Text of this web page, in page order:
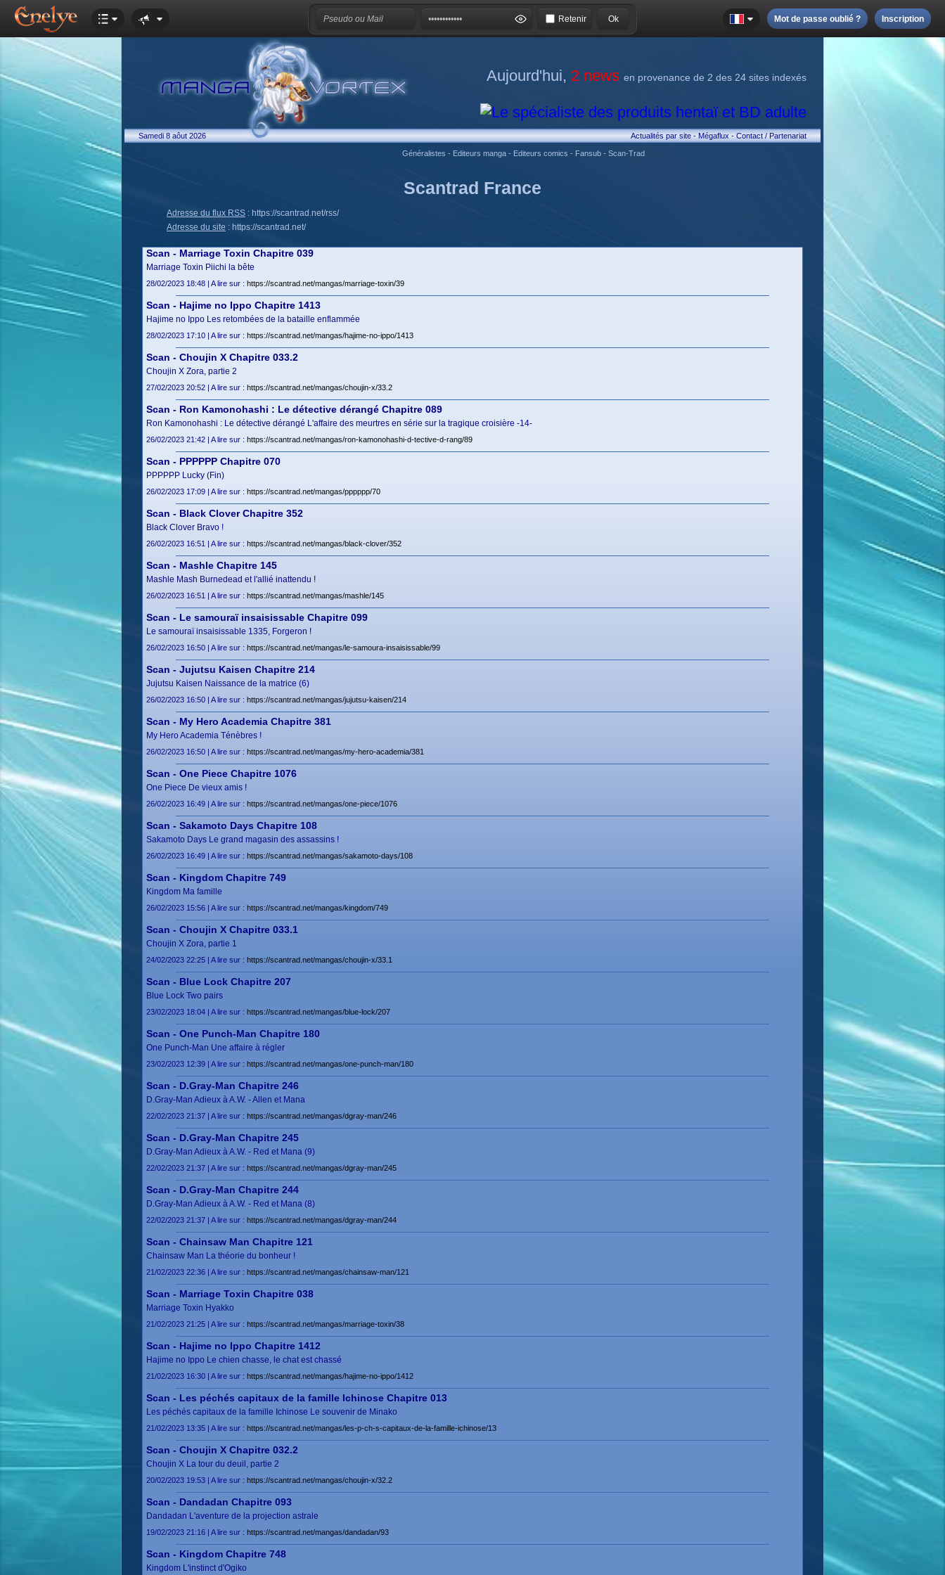
Retenir Mot de passe oublié ? Inscription
Aujourd'hui, 2 news en provenance de 2 des 24 sites indexés
Samedi 8 aôut 2026 Actualités par site-Mégaflux-Contact / Partenariat
Généralistes - Editeurs manga - Editeurs comics - Fansub - Scan-Trad
Scantrad France
Adresse du flux RSS : https://scantrad.net/rss/
Adresse du site : https://scantrad.net/
Scan - Marriage Toxin Chapitre 039
Marriage Toxin Piichi la bête
28/02/2023 18:48 | A lire sur : https://scantrad.net/mangas/marriage-toxin/39
Scan - Hajime no Ippo Chapitre 1413
Hajime no Ippo Les retombées de la bataille enflammée
28/02/2023 17:10 | A lire sur : https://scantrad.net/mangas/hajime-no-ippo/1413
Scan - Choujin X Chapitre 033.2
Choujin X Zora, partie 2
27/02/2023 20:52 | A lire sur : https://scantrad.net/mangas/choujin-x/33.2
Scan - Ron Kamonohashi : Le détective dérangé Chapitre 089
Ron Kamonohashi : Le détective dérangé L'affaire des meurtres en série sur la tragique croisière -14-
26/02/2023 21:42 | A lire sur : https://scantrad.net/mangas/ron-kamonohashi-d-tective-d-rang/89
Scan - PPPPPP Chapitre 070
PPPPPP Lucky (Fin)
26/02/2023 17:09 | A lire sur : https://scantrad.net/mangas/pppppp/70
Scan - Black Clover Chapitre 352
Black Clover Bravo !
26/02/2023 16:51 | A lire sur : https://scantrad.net/mangas/black-clover/352
Scan - Mashle Chapitre 145
Mashle Mash Burnedead et l'allié inattendu !
26/02/2023 16:51 | A lire sur : https://scantrad.net/mangas/mashle/145
Scan - Le samouraï insaisissable Chapitre 099
Le samouraï insaisissable 1335, Forgeron !
26/02/2023 16:50 | A lire sur : https://scantrad.net/mangas/le-samoura-insaisissable/99
Scan - Jujutsu Kaisen Chapitre 214
Jujutsu Kaisen Naissance de la matrice (6)
26/02/2023 16:50 | A lire sur : https://scantrad.net/mangas/jujutsu-kaisen/214
Scan - My Hero Academia Chapitre 381
My Hero Academia Ténèbres !
26/02/2023 16:50 | A lire sur : https://scantrad.net/mangas/my-hero-academia/381
Scan - One Piece Chapitre 1076
One Piece De vieux amis !
26/02/2023 16:49 | A lire sur : https://scantrad.net/mangas/one-piece/1076
Scan - Sakamoto Days Chapitre 108
Sakamoto Days Le grand magasin des assassins !
26/02/2023 16:49 | A lire sur : https://scantrad.net/mangas/sakamoto-days/108
Scan - Kingdom Chapitre 749
Kingdom Ma famille
26/02/2023 15:56 | A lire sur : https://scantrad.net/mangas/kingdom/749
Scan - Choujin X Chapitre 033.1
Choujin X Zora, partie 1
24/02/2023 22:25 | A lire sur : https://scantrad.net/mangas/choujin-x/33.1
Scan - Blue Lock Chapitre 207
Blue Lock Two pairs
23/02/2023 18:04 | A lire sur : https://scantrad.net/mangas/blue-lock/207
Scan - One Punch-Man Chapitre 180
One Punch-Man Une affaire à régler
23/02/2023 12:39 | A lire sur : https://scantrad.net/mangas/one-punch-man/180
Scan - D.Gray-Man Chapitre 246
D.Gray-Man Adieux à A.W. - Allen et Mana
22/02/2023 21:37 | A lire sur : https://scantrad.net/mangas/dgray-man/246
Scan - D.Gray-Man Chapitre 245
D.Gray-Man Adieux à A.W. - Red et Mana (9)
22/02/2023 21:37 | A lire sur : https://scantrad.net/mangas/dgray-man/245
Scan - D.Gray-Man Chapitre 244
D.Gray-Man Adieux à A.W. - Red et Mana (8)
22/02/2023 21:37 | A lire sur : https://scantrad.net/mangas/dgray-man/244
Scan - Chainsaw Man Chapitre 121
Chainsaw Man La théorie du bonheur !
21/02/2023 22:36 | A lire sur : https://scantrad.net/mangas/chainsaw-man/121
Scan - Marriage Toxin Chapitre 038
Marriage Toxin Hyakko
21/02/2023 21:25 | A lire sur : https://scantrad.net/mangas/marriage-toxin/38
Scan - Hajime no Ippo Chapitre 1412
Hajime no Ippo Le chien chasse, le chat est chassé
21/02/2023 16:30 | A lire sur : https://scantrad.net/mangas/hajime-no-ippo/1412
Scan - Les péchés capitaux de la famille Ichinose Chapitre 013
Les péchés capitaux de la famille Ichinose Le souvenir de Minako
21/02/2023 13:35 | A lire sur : https://scantrad.net/mangas/les-p-ch-s-capitaux-de-la-famille-ichinose/13
Scan - Choujin X Chapitre 032.2
Choujin X La tour du deuil, partie 2
20/02/2023 19:53 | A lire sur : https://scantrad.net/mangas/choujin-x/32.2
Scan - Dandadan Chapitre 093
Dandadan L'aventure de la projection astrale
19/02/2023 21:16 | A lire sur : https://scantrad.net/mangas/dandadan/93
Scan - Kingdom Chapitre 748
Kingdom L'instinct d'Ogiko